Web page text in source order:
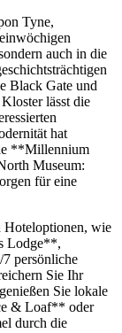
Tyne,
auch in die
Black Gate und
lässt die
hat
**Millennium
Museum:
für eine
Hoteloptionen, wie
Lodge**,
persönliche
Sie Ihr
Sie lokale
& Loaf** oder
durch die